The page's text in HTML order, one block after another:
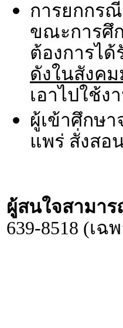
การยกกรณี
ขณะการศึ
ต้องการไ
ดังในสังค
เอาไปใช้
ผู้เข้าศึกษ
แพร่ สั่งสอ
ผู้สนใจสามา
639-8518 (เฉ